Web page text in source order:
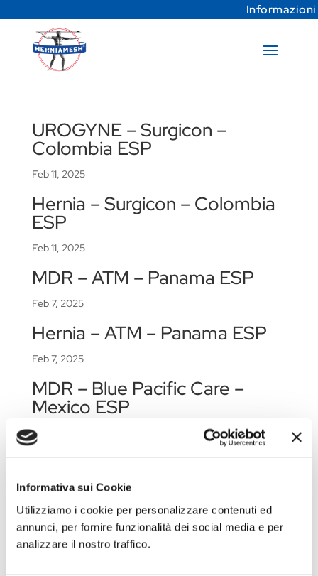
Informativa sui Cookie
Utilizziamo i cookie per personalizzare contenuti ed
annunci, per fornire funzionalità dei social media e per
analizzare il nostro traffico.
Informazioni
UROGYNE – Surgicon –
Colombia ESP
Feb 11, 2025
Hernia – Surgicon – Colombia
ESP
Feb 11, 2025
MDR – ATM – Panama ESP
Feb 7, 2025
Hernia – ATM – Panama ESP
Feb 7, 2025
MDR – Blue Pacific Care –
Mexico ESP
Gen 24, 2025
Eventi in programma
Congresso della Società Italiana di Urologia 2026